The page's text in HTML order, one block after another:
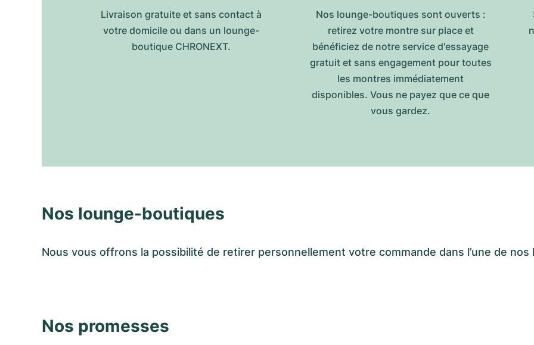
Livraison gratuite et sans contact à
votre domicile ou dans un lounge-
boutique CHRONEXT.
Nos lounge-boutiques sont ouverts :
retirez votre montre sur place et
bénéficiez de notre service d'essayage
gratuit et sans engagement pour toutes
les montres immédiatement
disponibles. Vous ne payez que ce que
vous gardez.
Nos lounge-boutiques
Nous vous offrons la possibilité de retirer personnellement votre commande dans l’une de nos
Nos promesses